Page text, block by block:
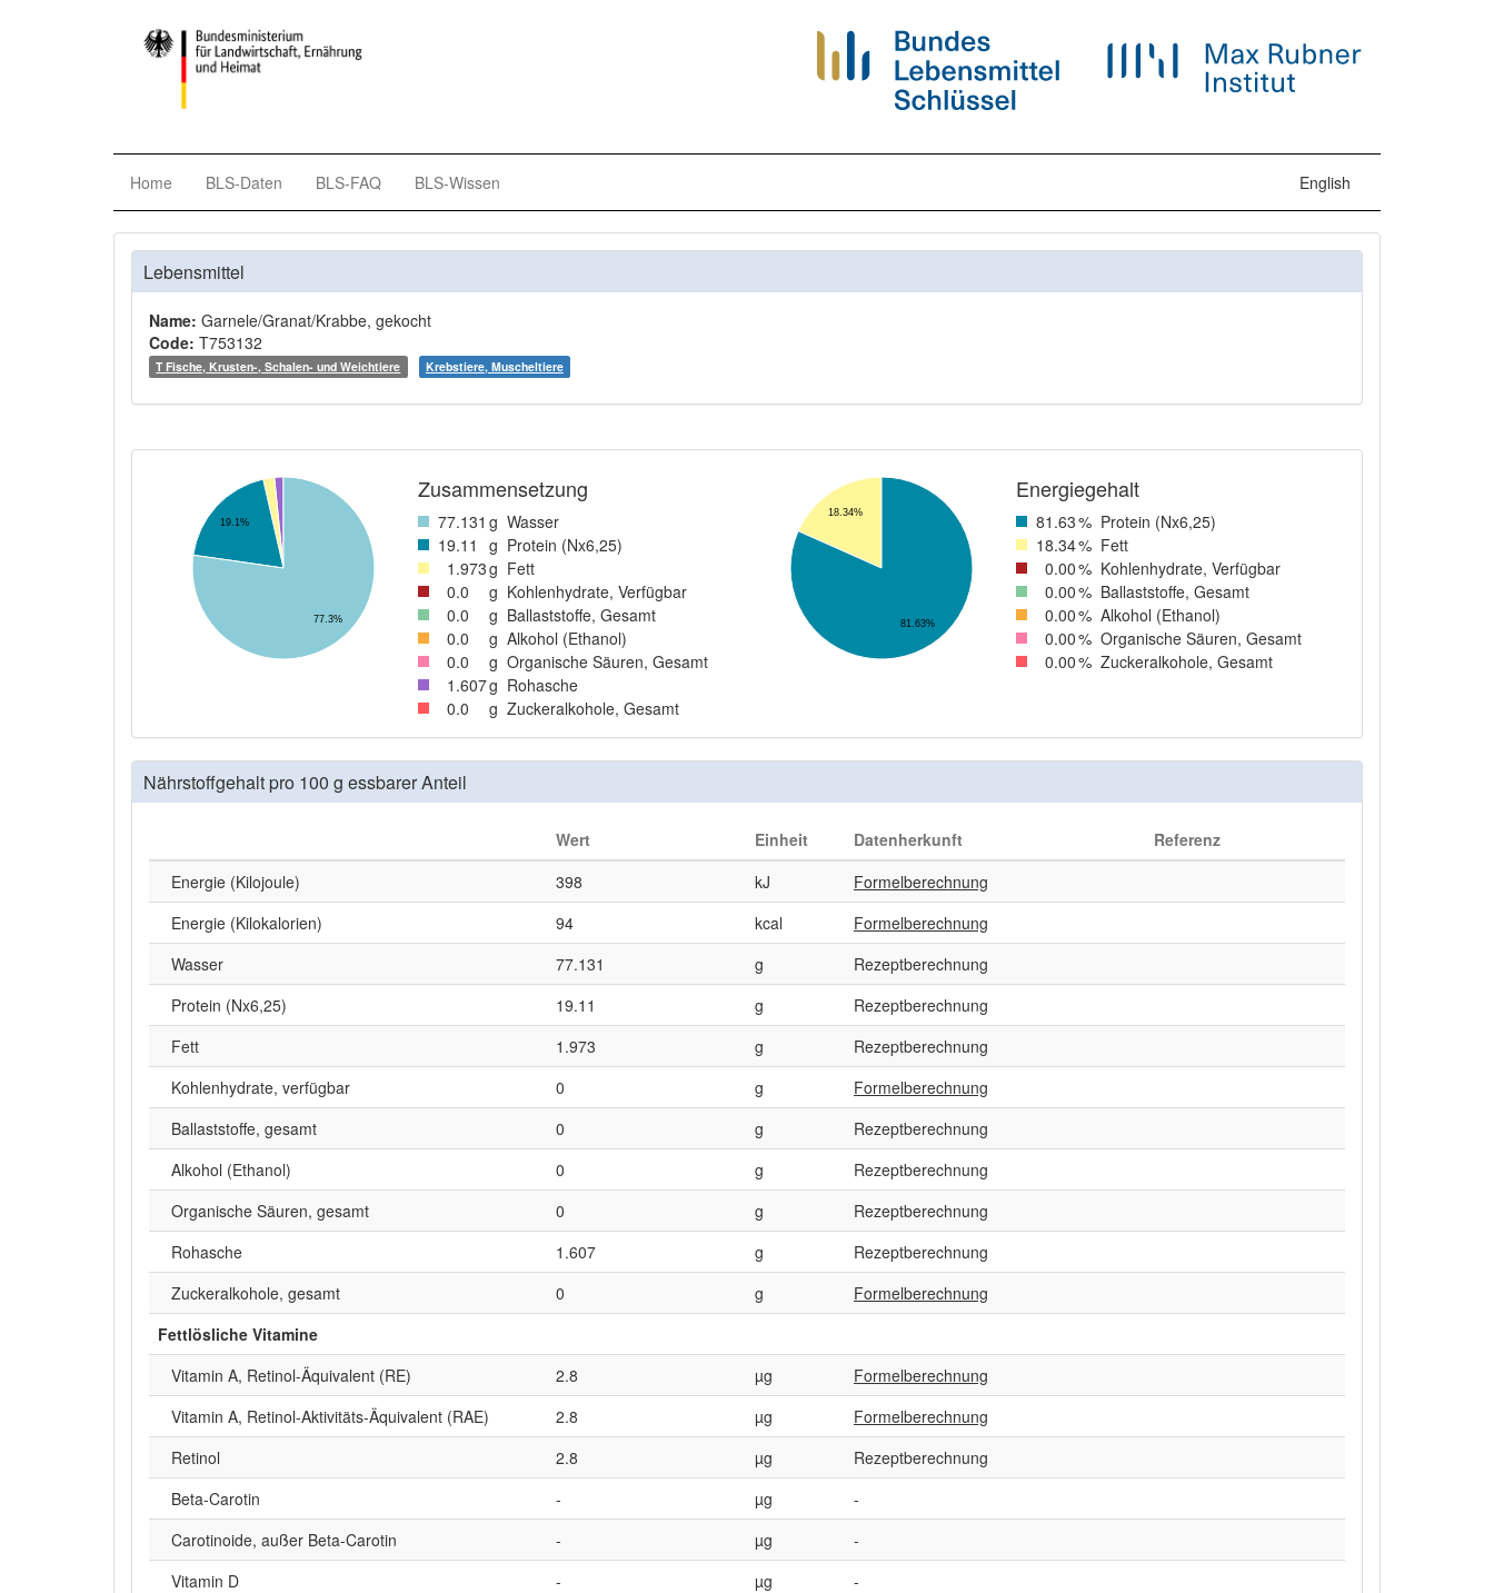
Home BLS-Daten BLS-FAQ BLS-Wissen English
Lebensmittel
Name: Garnele/Granat/Krabbe, gekocht
Code: T753132
T Fische, Krusten-, Schalen- und Weichtiere Krebstiere, Muscheltiere
19.1%
77.3%
Zusammensetzung
77.131 g Wasser
19.11 g Protein (Nx6,25)
1 .973g Fett
0.0 g Kohlenhydrate, Verfügbar
0.0 g Ballaststoffe, Gesamt
0.0 g Alkohol (Ethanol)
0.0 g Organische Säuren, Gesamt
1 .607g Rohasche
0.0 g Zuckeralkohole, Gesamt
18.34%
81.63%
Energiegehalt
81 .63% Protein (Nx6,25)
18.34% Fett
0.00% Kohlenhydrate, Verfügbar
0.00% Ballaststoffe, Gesamt
0.00% Alkohol (Ethanol)
0.00% Organische Säuren, Gesamt
0.00% Zuckeralkohole, Gesamt
Nährstoffgehalt pro 100 g essbarer Anteil
Wert Einheit Datenherkunft
Referenz
Energie (Kilojoule)
398 kJ
Formelberechnung
Energie (Kilokalorien)
94 kcal
Formelberechnung
Wasser
77.131 g
Rezeptberechnung
Protein (Nx6,25)
19.11 g
Rezeptberechnung
Fett
1.973 g
Rezeptberechnung
Kohlenhydrate, verfügbar
0 g
Formelberechnung
Ballaststoffe, gesamt
0 g
Rezeptberechnung
Alkohol (Ethanol)
0 g
Rezeptberechnung
Organische Säuren, gesamt
0 g
Rezeptberechnung
Rohasche
1.607 g
Rezeptberechnung
Zuckeralkohole, gesamt
0 g
Formelberechnung
Fettlösliche Vitamine
Vitamin A, Retinol-Äquivalent (RE)
2.8 µg
Formelberechnung
Vitamin A, Retinol-Aktivitäts-Äquivalent (RAE)
2.8 µg
Formelberechnung
Retinol
2.8 µg
Rezeptberechnung
Beta‑Carotin
- µg
-
Carotinoide, außer Beta-Carotin
- µg
-
Vitamin D
- µg
-